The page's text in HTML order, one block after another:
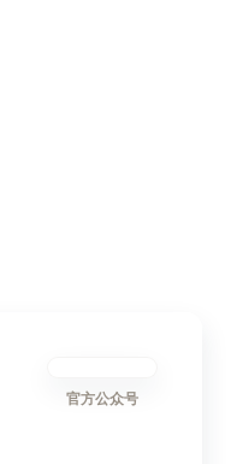
官方公众号